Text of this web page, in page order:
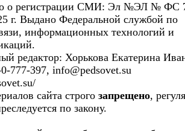
о регистрации СМИ: Эл №ЭЛ № ФС
г. Выдано Федеральной службой по
информационных технологий и
редактор: Хорькова Екатерина
777-397, info@pedsovet.su
сайта строго запрещено,
по закону.